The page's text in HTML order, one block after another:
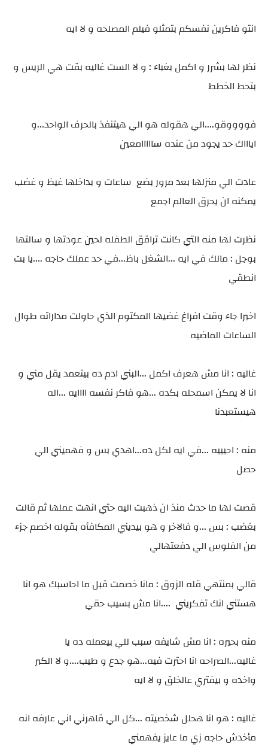
انتو فاكرين نفسكم بتمثلو فيلم المصلحه و لا ايه
نظر لها بشرر و اكمل بغباء : و لا الست غاليه بقت هي الريس و
بتحط الخطط
فووووقو....الي هقوله هو الي هيتنفذ بالحرف الواحد...و
اياااك حد يجود من عنده سااااامعين
عادت الي منزلها بعد مرور بضع ساعات و بداخلها غيظ و غضب
يمكنه ان يحرق العالم اجمع
نظرت لها منه التي كانت تراقق الطفله لحين عودتها و سالتها
بوجل : مالك في ايه ...الشغل باظ...في حد عملك حاجه ....يا بت
انطقي
اخيرا جاء وقت افراغ غضيها المكتوم الذي حاولت مداراته طوال
الساعات الماضيه
غاليه : انا مش هعرف اكمل ...البني ادم ده بيتعمد يقل مني و
انا لا يمكن اسمحله بكده ...هو فاكر نفسه اااايه ...اله
هيستعبدنا
منه : احيييه ...في ايه لكل ده...اهدي بس و فهميني الي
حصل
قصت لها ما حدث منذ ان ذهبت اليه حتي انهت عملها ثم قالت
بغضب : بس ...و فالاخر و هو بيديني المكافأه بقوله اخصم جزء
من الفلوس الي دفعتهالي
قالي بمنتهي قله الزوق : مانا خصمت قبل ما احاسبك هو انا
هستني انك تفكريني ....انا مش بسيب حقي
منه بحيره : انا مش شايفه سبب للي بيعمله ده يا
غاليه...الصراحه انا احترت فيه...هو جدع و طيب....و لا الكبر
واخده و بيفتري عالخلق و لا ايه
غاليه : هو انا هحلل شخصيته ...كل الي قاهرني اني عارفه انه
مأخدش حاجه زي ما عايز يفهمني